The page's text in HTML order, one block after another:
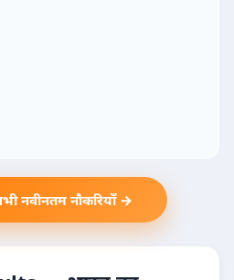
नवीनतम नौकरियाँ →